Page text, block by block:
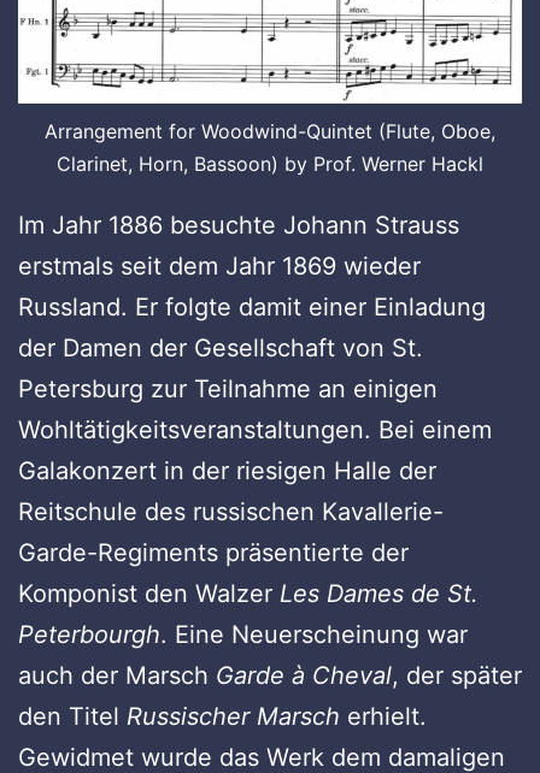
Arrangement for Woodwind-Quintet (Flute, Oboe,
Clarinet, Horn, Bassoon) by Prof. Werner Hackl
Im Jahr 1886 besuchte Johann Strauss
erstmals seit dem Jahr 1869 wieder
Russland. Er folgte damit einer Einladung
der Damen der Gesellschaft von St.
Petersburg zur Teilnahme an einigen
Wohltätigkeitsveranstaltungen. Bei einem
Galakonzert in der riesigen Halle der
Reitschule des russischen Kavallerie-
Garde-Regiments präsentierte der
Komponist den Walzer Les Dames de St.
Peterbourgh. Eine Neuerscheinung war
auch der Marsch Garde à Cheval, der später
den Titel Russischer Marsch erhielt.
Gewidmet wurde das Werk dem damaligen